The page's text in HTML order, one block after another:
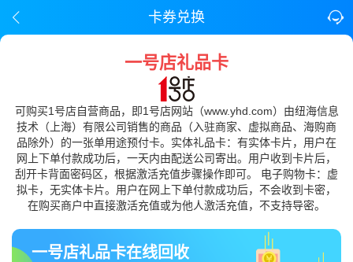
卡券兑换
一号店礼品卡
可购买1号店自营商品，即1号店网站（www.yhd.com）由纽海信息
技术（上海）有限公司销售的商品（入驻商家、虚拟商品、海购商
品除外）的一张单用途预付卡。实体礼品卡：有实体卡片，用户在
网上下单付款成功后，一天内由配送公司寄出。用户收到卡片后，
刮开卡背面密码区，根据激活充值步骤操作即可。 电子购物卡：虚
拟卡，无实体卡片。用户在网上下单付款成功后，不会收到卡密，
在购买商户中直接激活充值或为他人激活充值，不支持导密。
一号店礼品卡在线回收